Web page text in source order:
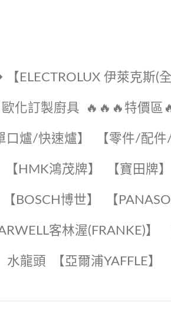
ELECTROLUX 伊萊克斯(全
化訂製廚具 🔥🔥🔥特價區
口爐/快速爐】 【零件/配件
【HMK鴻茂牌】 【寶田牌】
【BOSCH博世】 【
客林渥(FRANKE)】️
水龍頭️ 【亞爾浦YAFFLE】